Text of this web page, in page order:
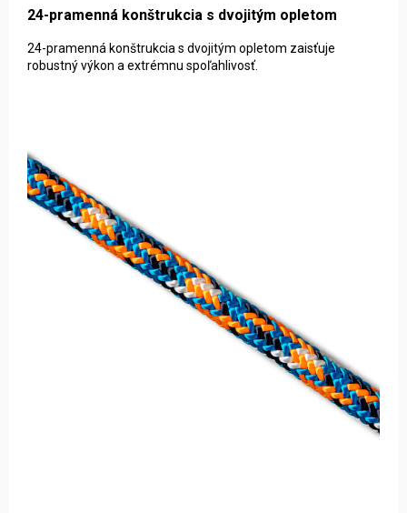
24-pramenná konštrukcia s dvojitým opletom
24-pramenná konštrukcia s dvojitým opletom zaisťuje
robustný výkon a extrémnu spoľahlivosť.